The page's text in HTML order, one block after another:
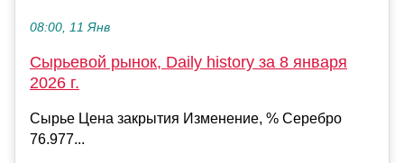
08:00, 11 Янв
Сырьевой рынок, Daily history за 8 января
2026 г.
Сырье Цена закрытия Изменение, % Серебро
76.977...